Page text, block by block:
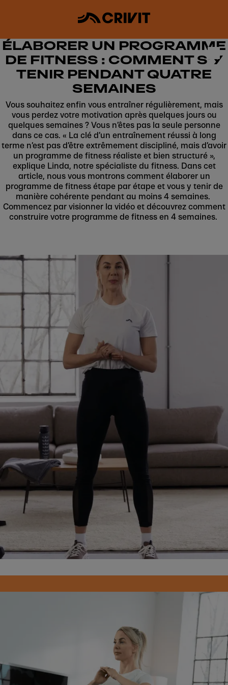
ÉLABORER UN PROGRAMME
DE FITNESS : COMMENT S’Y
TENIR PENDANT QUATRE
SEMAINES
Vous souhaitez enfin vous entraîner régulièrement, mais
vous perdez votre motivation après quelques jours ou
quelques semaines ? Vous n’êtes pas la seule personne
dans ce cas. « La clé d’un entraînement réussi à long
terme n’est pas d’être extrêmement discipliné, mais d’avoir
un programme de fitness réaliste et bien structuré »,
explique Linda, notre spécialiste du fitness. Dans cet
article, nous vous montrons comment élaborer un
programme de fitness étape par étape et vous y tenir de
manière cohérente pendant au moins 4 semaines.
Commencez par visionner la vidéo et découvrez comment
construire votre programme de fitness en 4 semaines.